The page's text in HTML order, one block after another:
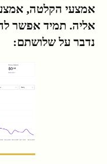
אמצעי הקלטה,
אליה. תמיד אפשר
נדבר על שלושתם: